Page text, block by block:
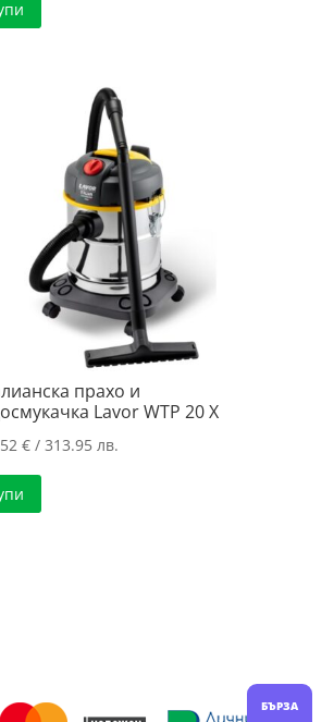
прахо и
Lavor WTP 20 X
€/ 313.95 лв.
БЪРЗА